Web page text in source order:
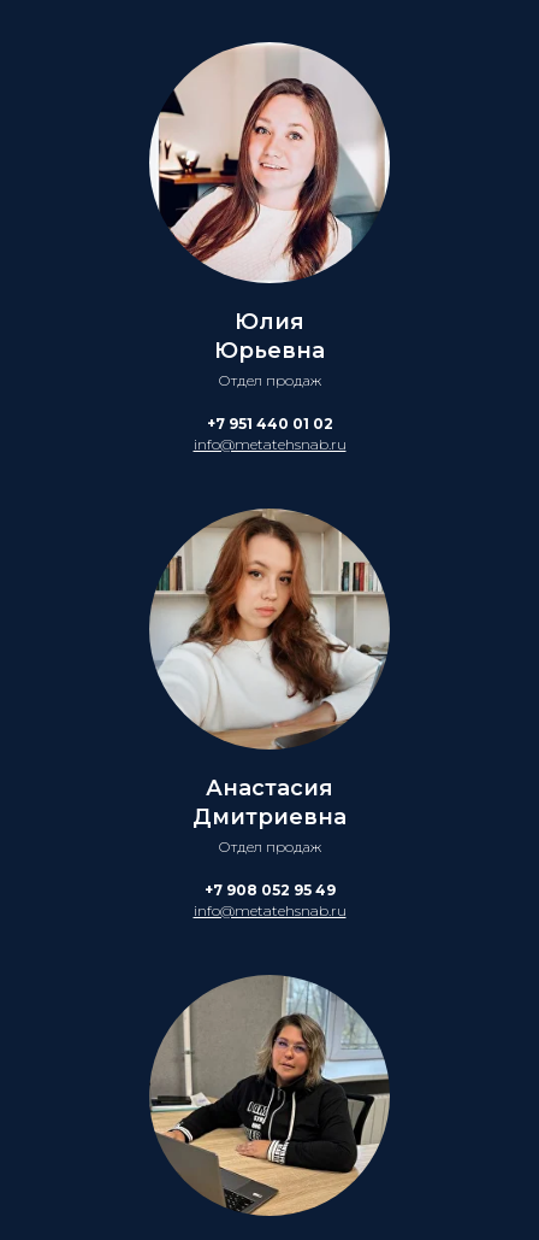
Юлия
Юрьевна
Отдел продаж
+7 951 440 01 02
info@metatehsnab.ru
Анастасия
Дмитриевна
Отдел продаж
+7 908 052 95 49
info@metatehsnab.ru